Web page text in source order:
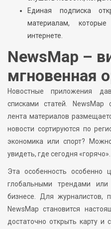
Единая подписка
материалам,
интернете.
NewsMap –
мгновенная
Новостные приложения
списками статей. NewsMap
лента материалов
новости сортируются по
экономика или спорт?
увидеть, где сегодня «горячо».
Эта особенность особенно
глобальными трендами
бизнесе. Для журналистов,
NewsMap становится
достаточно открыть карту и